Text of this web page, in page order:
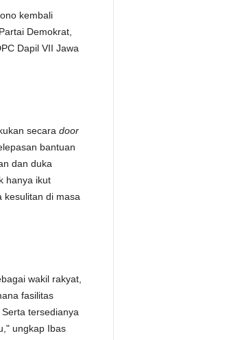
kembali
Demokrat,
Dapil VII Jawa
secara door
bantuan
dan duka
hanya ikut
kesulitan di masa
wakil rakyat,
fasilitas
tersedianya
ungkap Ibas